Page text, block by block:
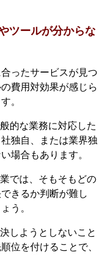
ツールが分からな
ったサービスが見つ
費用対効果が感じら
。
的な業務に対応した
独自、または業界独
場合もあります。
では、そもそもどの
きるか判断が難し
う。
しようとしないこと
位を付けることで、